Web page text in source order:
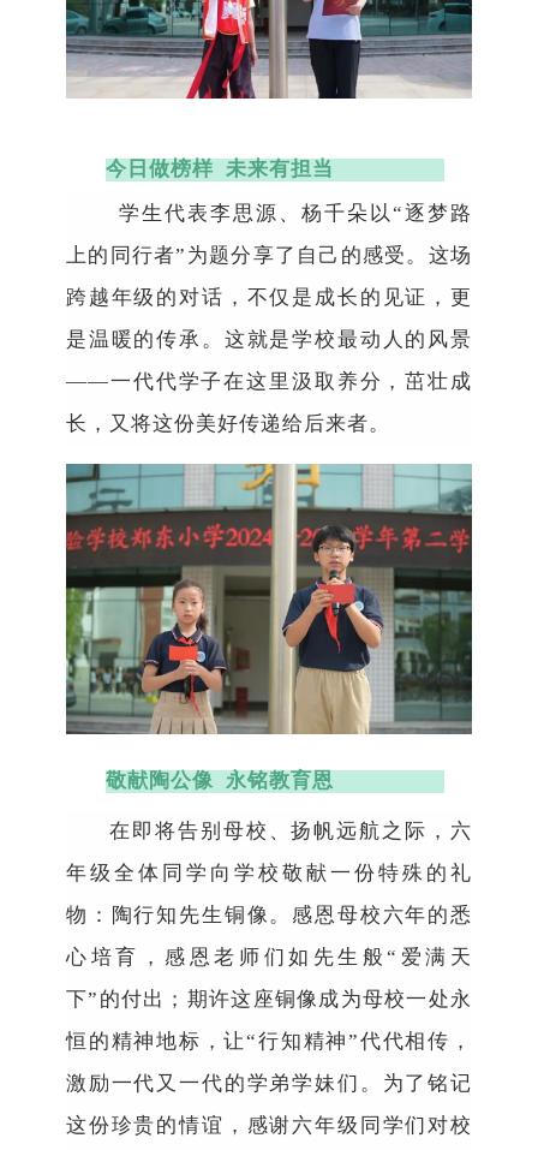
今日做榜样 未来有担当
学生代表李思源、杨千朵以“逐梦路
上的同行者” 为题分享了自己的感受。这场
跨越年级的对话，不仅是成长的见证，更
是温暖的传承。这就是学校最动人的风景
——一代代学子在这里汲取养分，茁壮成
长，又将这份美好传递给后来者。
敬献陶公像 永铭教育恩
在即将告别母校、扬帆远航之际，六
年级全体同学向学校敬献一份特殊的礼
物：陶行知先生铜像。感恩母校六年的悉
心培育，感恩老师们如先生般“ 爱满天
下” 的付出；期许这座铜像成为母校一处永
恒的精神地标，让“行知精神”代代相传，
激励一代又一代的学弟学妹们。为了铭记
这份珍贵的情谊，感谢六年级同学们对校